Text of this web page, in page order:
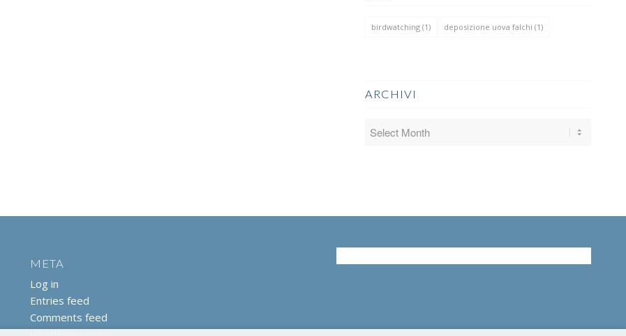
birdwatching(1) deposizione uova falchi (1)
ARCHIVI
META
Log in
Entries feed
Comments feed